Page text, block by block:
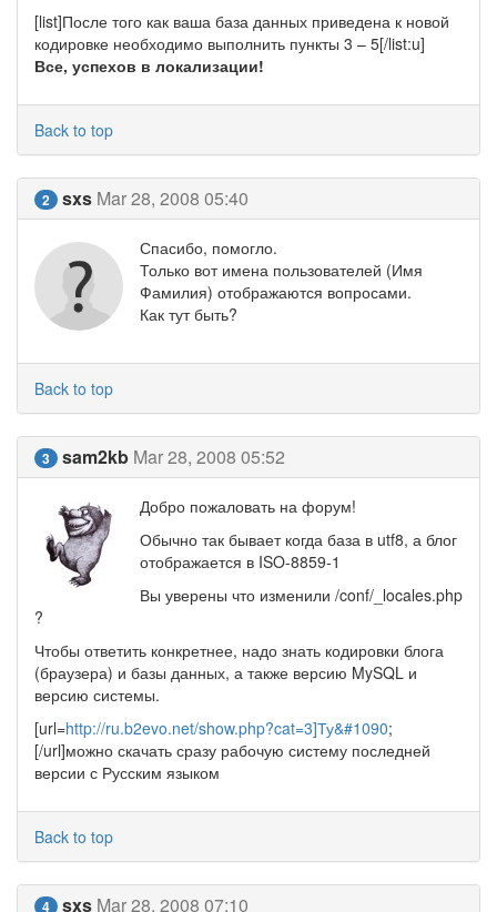
[list]После того как ваша база данных приведена к новой
кодировке необходимо выполнить пункты 3 – 5[/list:u]
Все, успехов в локализации!
Back to top
2 sxs Mar 28, 2008 05:40
Спасибо, помогло.
Только вот имена пользователей (Имя
Фамилия) отображаются вопросами.
Как тут быть?
Back to top
3 sam2kb Mar 28, 2008 05:52
Добро пожаловать на форум!
Обычно так бывает когда база в utf8, а блог
отображается в ISO-8859-1
Вы уверены что изменили /conf/_locales.php
?
Чтобы ответить конкретнее, надо знать кодировки блога
(браузера) и базы данных, а также версию MySQL и
версию системы.
[url=http://ru.b2evo.net/show.php?cat=3]Ту&#1090;
[/url]можно скачать сразу рабочую систему последней
версии с Русским языком
Back to top
4 sxs Mar 28, 2008 07:10